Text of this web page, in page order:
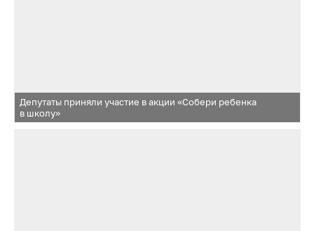
Депутаты приняли участие в акции «Собери ребенка
в школу»